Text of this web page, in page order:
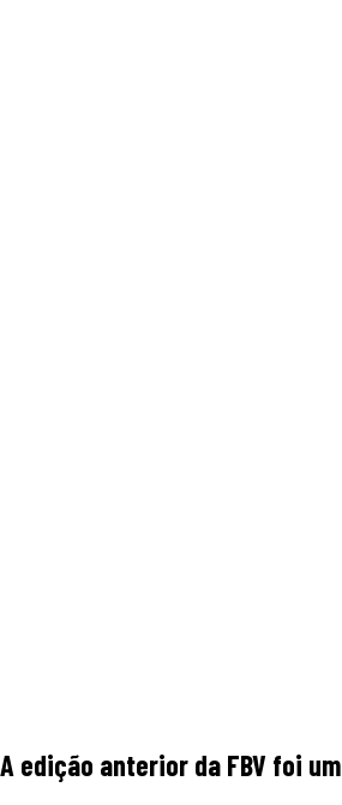
A edição anterior da FBV foi um